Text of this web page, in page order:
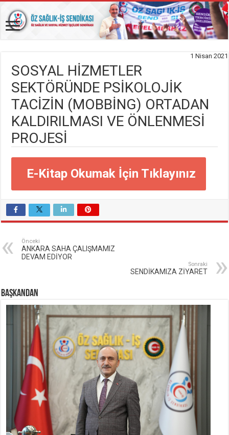
1 Nisan 2021
SOSYAL HIZMETLER
SEKTÖRÜNDE PSIKOLOJIK
TACIZIN (MOBBING) ORTADAN
KALDIRILMASI VE ÖNLENMESI
PROJESI
E-Kitap Okumak İçin Tıklayınız
Önceki
ANKARA SAHA ÇALIŞMAMIZ
DEVAM EDİYOR
Sonraki
SENDİKAMIZA ZİYARET
BAŞKANDAN